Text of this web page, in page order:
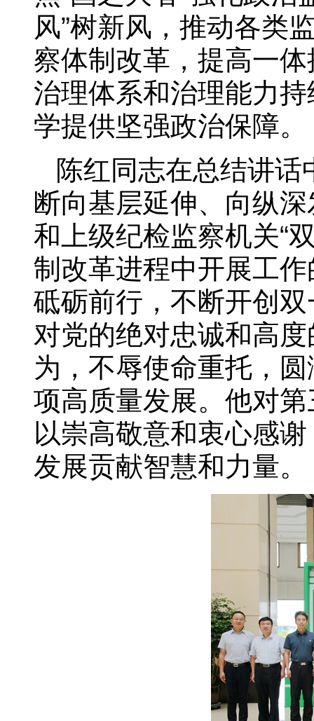
风”树新风，推动各类
察体制改革，提高一
治理体系和治理能力
学提供坚强政治保障。
陈红同志在总结讲
断向基层延伸、向纵
和上级纪检监察机关“
制改革进程中开展工
砥砺前行，不断开创
对党的绝对忠诚和高
为，不辱使命重托，
项高质量发展。他对
以崇高敬意和衷心感
发展贡献智慧和力量。